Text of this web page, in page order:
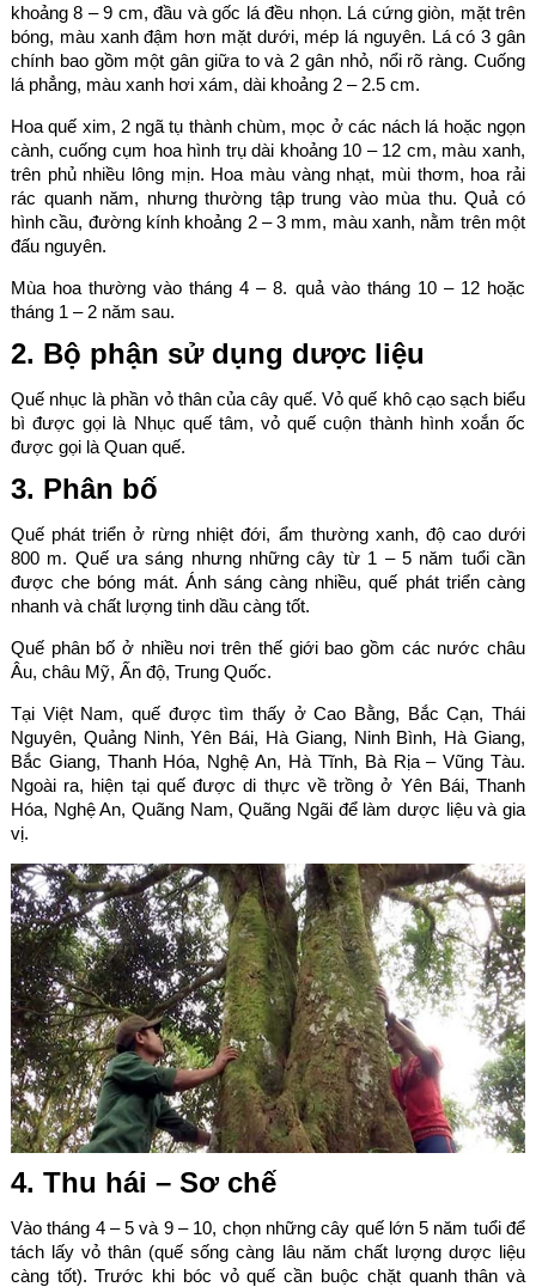
khoảng 8 – 9 cm, đầu và gốc lá đều nhọn. Lá cứng giòn, mặt trên
bóng, màu xanh đậm hơn mặt dưới, mép lá nguyên. Lá có 3 gân
chính bao gồm một gân giữa to và 2 gân nhỏ, nổi rõ ràng. Cuống
lá phẳng, màu xanh hơi xám, dài khoảng 2 – 2.5 cm.
Hoa quế xim, 2 ngã tụ thành chùm, mọc ở các nách lá hoặc ngọn
cành, cuống cụm hoa hình trụ dài khoảng 10 – 12 cm, màu xanh,
trên phủ nhiều lông mịn. Hoa màu vàng nhạt, mùi thơm, hoa rải
rác quanh năm, nhưng thường tập trung vào mùa thu. Quả có
hình cầu, đường kính khoảng 2 – 3 mm, màu xanh, nằm trên một
đấu nguyên.
Mùa hoa thường vào tháng 4 – 8. quả vào tháng 10 – 12 hoặc
tháng 1 – 2 năm sau.
2. Bộ phận sử dụng dược liệu
Quế nhục là phần vỏ thân của cây quế. Vỏ quế khô cạo sạch biểu
bì được gọi là Nhục quế tâm, vỏ quế cuộn thành hình xoắn ốc
được gọi là Quan quế.
3. Phân bố
Quế phát triển ở rừng nhiệt đới, ẩm thường xanh, độ cao dưới
800 m. Quế ưa sáng nhưng những cây từ 1 – 5 năm tuổi cần
được che bóng mát. Ánh sáng càng nhiều, quế phát triển càng
nhanh và chất lượng tinh dầu càng tốt.
Quế phân bố ở nhiều nơi trên thế giới bao gồm các nước châu
Âu, châu Mỹ, Ấn độ, Trung Quốc.
Tại Việt Nam, quế được tìm thấy ở Cao Bằng, Bắc Cạn, Thái
Nguyên, Quảng Ninh, Yên Bái, Hà Giang, Ninh Bình, Hà Giang,
Bắc Giang, Thanh Hóa, Nghệ An, Hà Tĩnh, Bà Rịa – Vũng Tàu.
Ngoài ra, hiện tại quế được di thực về trồng ở Yên Bái, Thanh
Hóa, Nghệ An, Quãng Nam, Quãng Ngãi để làm dược liệu và gia
vị.
4. Thu hái – Sơ chế
Vào tháng 4 – 5 và 9 – 10, chọn những cây quế lớn 5 năm tuổi để
tách lấy vỏ thân (quế sống càng lâu năm chất lượng dược liệu
càng tốt). Trước khi bóc vỏ quế cần buộc chặt quanh thân và